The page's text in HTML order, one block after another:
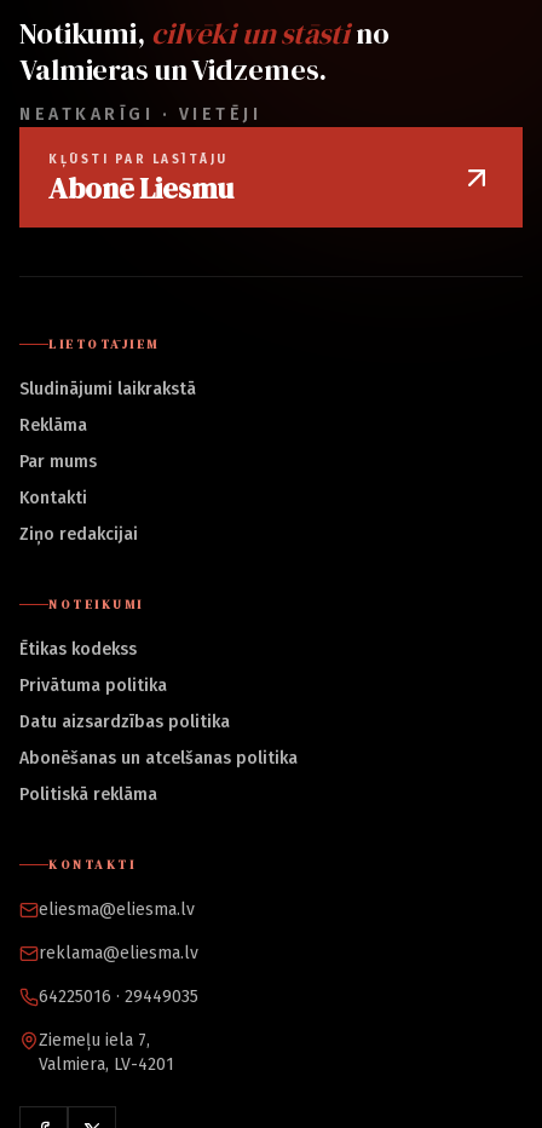
Notikumi, cilvēki un stāstino
Valmieras un Vidzemes.
NEATKARĪGI · VIETĒJI
KĻŪSTI PAR LASĪTĀJU
Abonē Liesmu
LIETOTĀJIEM
Sludinājumi laikrakstā
Reklāma
Par mums
Kontakti
Ziņo redakcijai
NOTEIKUMI
Ētikas kodekss
Privātuma politika
Datu aizsardzības politika
Abonēšanas un atcelšanas politika
Politiskā reklāma
KONTAKTI
eliesma@eliesma.lv
reklama@eliesma.lv
64225016 · 29449035
Ziemeļu iela 7,
Valmiera, LV-4201